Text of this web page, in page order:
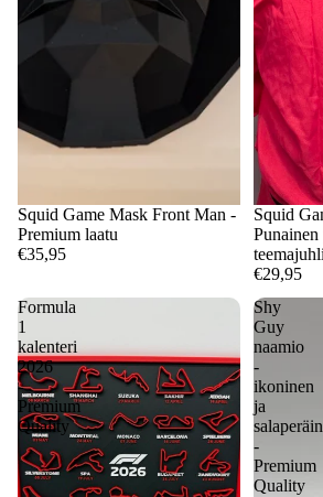
Squid Game Mask Front Man -
Premium laatu
€35,95
Squid
€29,95
Formula
1
kalenteri
2026
-
Premium
Quality
Shy
Guy
naamio
-
ikoninen
ja
-
Premium
Quality